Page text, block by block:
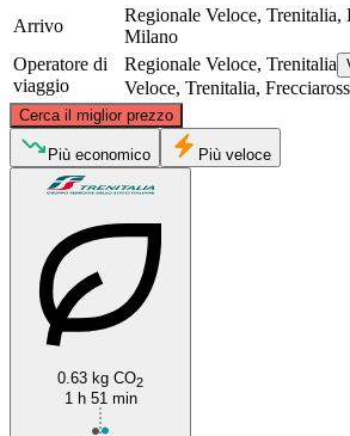
Arrivo
Regionale Veloce, Trenitalia,
Milano
Operatore di
viaggio
Regionale Veloce, Trenitalia
Veloce, Trenitalia,
Cerca il miglior prezzo
Milan
©CARTO, ©
Più economico Più veloce
0.63 kg CO2
1 h 51 min